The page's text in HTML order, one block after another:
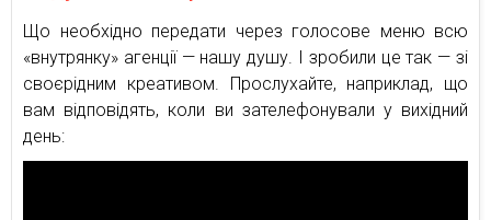
Що необхідно передати через голосове меню всю
«внутрянку» агенції — нашу душу. І зробили це так — зі
своєрідним креативом. Прослухайте, наприклад, що
вам відповідять, коли ви зателефонували у вихідний
день: